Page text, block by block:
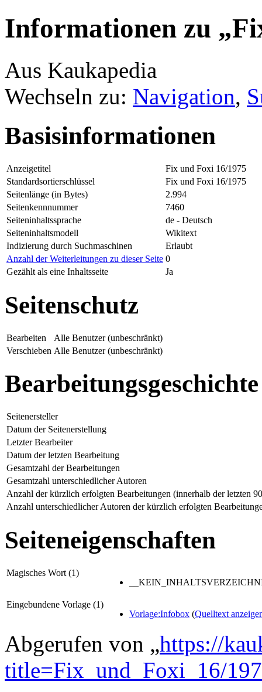
Informationen zu
Aus Kaukapedia
Wechseln zu: Navigation,
Basisinformationen
Anzeigetitel
Fix und Foxi 16/1975
Standardsortierschlüssel
Fix und Foxi 16/1975
Seitenlänge (in Bytes)
2.994
Seitenkennnummer
7460
Seiteninhaltssprache
de - Deutsch
Seiteninhaltsmodell
Wikitext
Indizierung durch Suchmaschinen
Erlaubt
Anzahl der Weiterleitungen zu dieser Seite 0
Gezählt als eine Inhaltsseite
Ja
Seitenschutz
Bearbeiten
Alle Benutzer (unbeschränkt)
Verschieben Alle Benutzer (unbeschränkt)
Bearbeitungsgeschichte
Seitenersteller
Datum der Seitenerstellung
Letzter Bearbeiter
Datum der letzten Bearbeitung
Gesamtzahl der Bearbeitungen
Gesamtzahl unterschiedlicher Autoren
Anzahl der kürzlich erfolgten Bearbeitungen (innerhalb der letzten
Anzahl unterschiedlicher Autoren der kürzlich erfolgten
Seiteneigenschaften
Magisches Wort (1)
Eingebundene Vorlage (1)
Vorlage:Infobox (Quelltext
Abgerufen von „https://
title=Fix_und_Foxi_16/